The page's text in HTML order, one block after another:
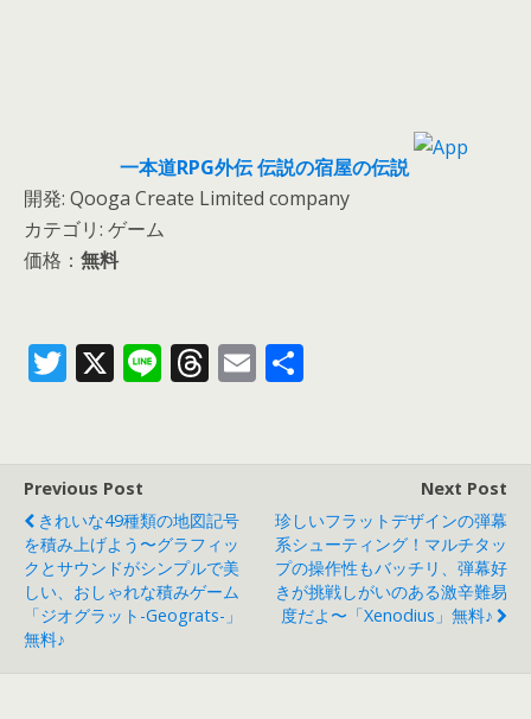
一本道RPG外伝 伝説の宿屋の伝説
開発: Qooga Create Limited company
カテゴリ: ゲーム
価格： 無料
T
er
X Li T
d
s
E
Previous Post
きれいな49種類の地図記号
を積み上げよう〜グラフィッ
クとサウンドがシンプルで美
しい、おしゃれな積みゲーム
「ジオグラット-Geograts-」
無料♪
Next Post
珍しいフラットデザインの弾幕
系シューティング！マルチタッ
プの操作性もバッチリ、弾幕好
きが挑戦しがいのある激辛難易
度だよ〜「Xenodius」無料♪